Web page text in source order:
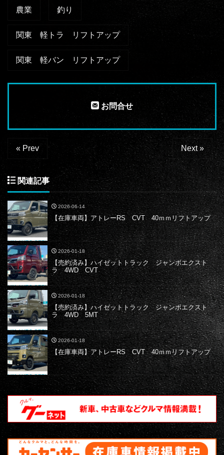
農業 釣り
関東 軽トラ リフトアップ
関東 軽バン リフトアップ
お問合せ
« Prev Next »
関連記事
2026-06-14
【在庫車両】アトレーRS CVT 40ｍｍリフトアップ
2026-01-18
【売約済み】ハイゼットトラック ジャンボエクスト
ラ 4WD CVT
2026-01-18
【売約済み】ハイゼットトラック ジャンボエクスト
ラ 4WD 5MT
2026-01-18
【在庫車両】アトレーRS CVT 40ｍｍリフトアップ